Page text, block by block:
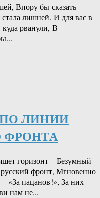
Впору бы сказать
лишней, И для вас в
куда рванули, В
ЛИНИИ
горизонт – Безумный
русский фронт, Мгновенно
«За пацанов!», За них
нам не...